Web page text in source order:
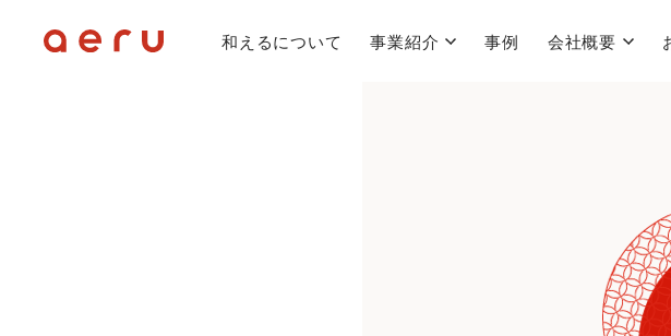
和えるについて 事業紹介 事例 会社概要